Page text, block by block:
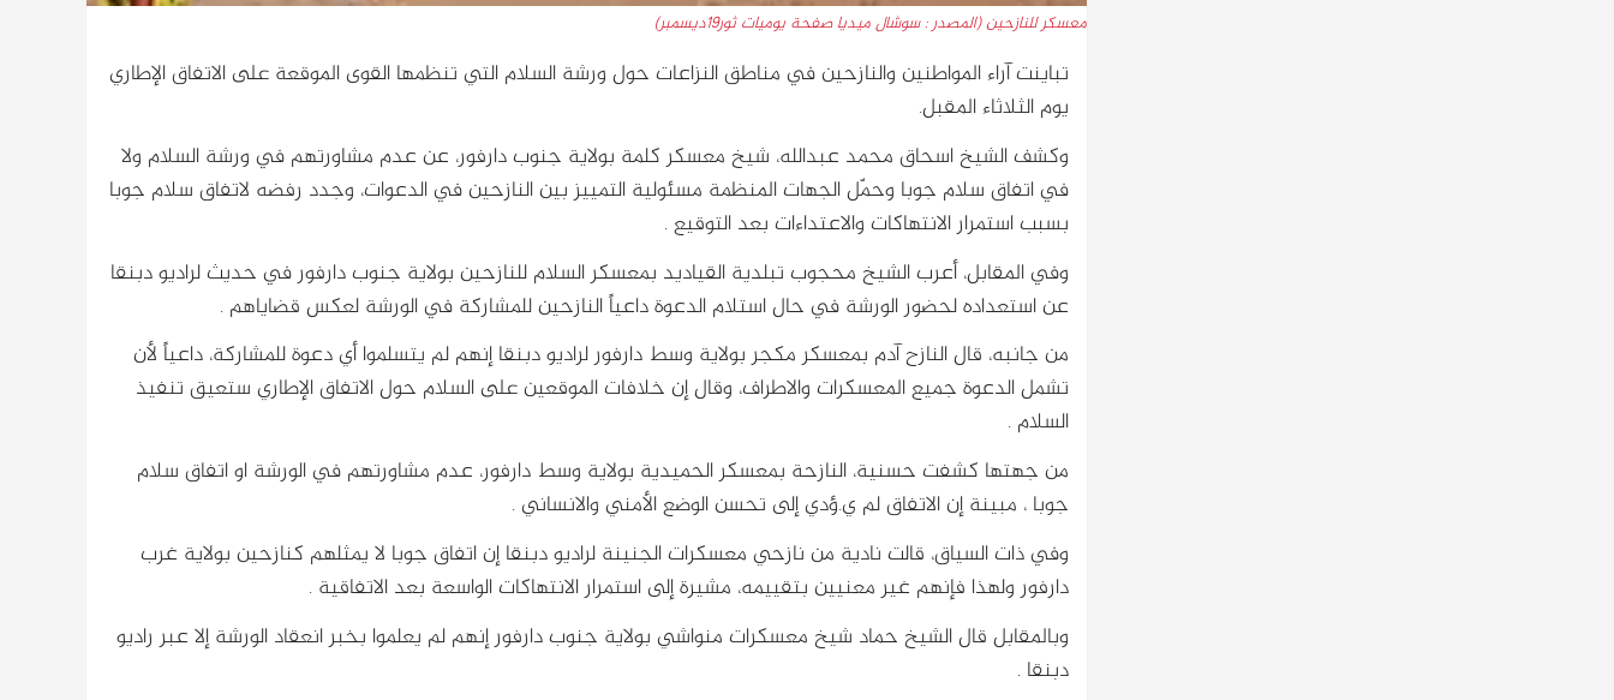
معسكر للنازحين (المصدر : سوشال ميديا صفحة يوميات ثور19ديسمبر)
تباينت آراء المواطنين والنازحين في مناطق النزاعات حول ورشة السلام التي تنظمها القوى الموقعة على الاتفاق الإطاري
يوم الثلاثاء المقبل.
وكشف الشيخ اسحاق محمد عبدالله، شيخ معسكر كلمة بولاية جنوب دارفور، عن عدم مشاورتهم في ورشة السلام ولا
في اتفاق سلام جوبا وحمّل الجهات المنظمة مسئولية التمييز بين النازحين في الدعوات، وجدد رفضه لاتفاق سلام جوبا
بسبب استمرار الانتهاكات والاعتداءات بعد التوقيع .
وفي المقابل، أعرب الشيخ محجوب تبلدية القياديد بمعسكر السلام للنازحين بولاية جنوب دارفور في حديث لراديو دبنقا
عن استعداده لحضور الورشة في حال استلام الدعوة داعياً النازحين للمشاركة في الورشة لعكس قضاياهم .
من جانبه، قال النازح آدم بمعسكر مكجر بولاية وسط دارفور لراديو دبنقا إنهم لم يتسلموا أي دعوة للمشاركة، داعياً لأن
تشمل الدعوة جميع المعسكرات والاطراف، وقال إن خلافات الموقعين على السلام حول الاتفاق الإطاري ستعيق تنفيذ
السلام .
من جهتها كشفت حسنية، النازحة بمعسكر الحميدية بولاية وسط دارفور، عدم مشاورتهم في الورشة او اتفاق سلام
جوبا ، مبينة إن الاتفاق لم ي.ؤدي إلى تحسن الوضع الأمني والانساني .
وفي ذات السياق، قالت نادية من نازحي معسكرات الجنينة لراديو دبنقا إن اتفاق جوبا لا يمثلهم كنازحين بولاية غرب
دارفور ولهذا فإنهم غير معنيين بتقييمه، مشيرة إلى استمرار الانتهاكات الواسعة بعد الاتفاقية .
وبالمقابل قال الشيخ حماد شيخ معسكرات منواشي بولاية جنوب دارفور إنهم لم يعلموا بخبر انعقاد الورشة إلا عبر راديو
دبنقا .